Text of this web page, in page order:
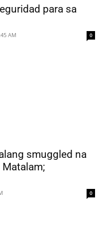
para sa
AM 0
smuggled na
0